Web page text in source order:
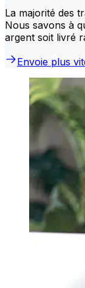
La majorité des
Nous savons à
argent soit livré
Envoie plus